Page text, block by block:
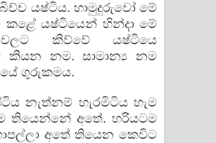
යෂ්ටිය. හාමුදුරුවෝ මේ
යෂ්ටියෙන් හින්දා මේ
කිව්වේ යෂ්ටියෙ
කියන නම. සාමාන්‍ය නම
ගුරුකමය.
නැත්නම් හැරමිටිය හැම
තියෙන්නේ අතේ. හරියටම
අතේ තියෙන කෙවිට